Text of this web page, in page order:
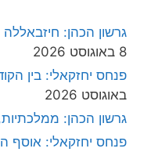
גרשון הכהן:
8 באוגוסט 2026
פנחס יחזקאלי: בין
באוגוסט 2026
גרשון הכהן:
פנחס יחזקאלי: אוסף